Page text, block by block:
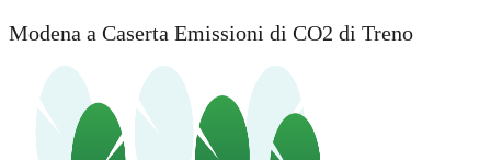
Modena a Caserta Emissioni di CO2 di Treno